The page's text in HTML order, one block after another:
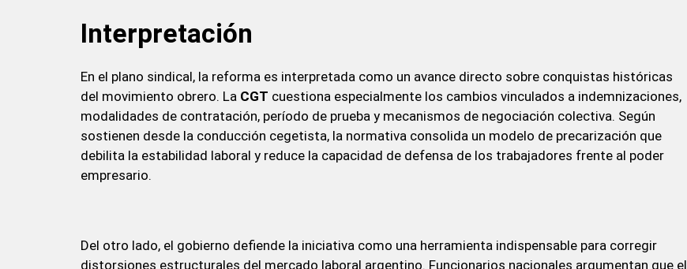
Interpretación
En el plano sindical, la reforma es interpretada como un avance directo sobre conquistas históricas
del movimiento obrero. La CGT cuestiona especialmente los cambios vinculados a indemnizaciones,
modalidades de contratación, período de prueba y mecanismos de negociación colectiva. Según
sostienen desde la conducción cegetista, la normativa consolida un modelo de precarización que
debilita la estabilidad laboral y reduce la capacidad de defensa de los trabajadores frente al poder
empresario.
Del otro lado, el gobierno defiende la iniciativa como una herramienta indispensable para corregir
distorsiones estructurales del mercado laboral argentino. Funcionarios nacionales argumentan que el